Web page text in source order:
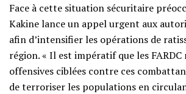
Face à cette situation sécuritaire
Kakine lance un appel urgent aux
afin d’intensifier les opérations de
région. « Il est impératif que les FARDC
offensives ciblées contre ces
de terroriser les populations en